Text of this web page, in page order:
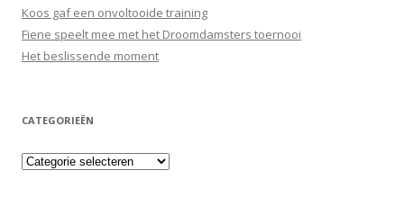
Koos gaf een onvoltooide training
Fiene speelt mee met het Droomdamsters toernooi
Het beslissende moment
CATEGORIEËN
Categorieën